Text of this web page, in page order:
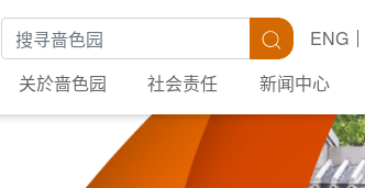
搜寻关键字 搜寻ENG
关於啬色园
社会责任 新闻中心